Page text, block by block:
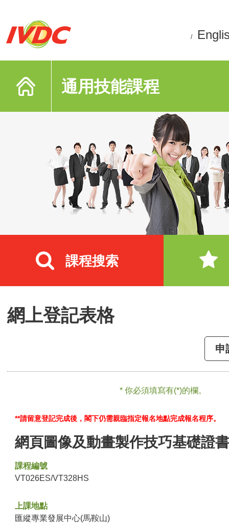
/
通用技能課程
課程搜索
網上登記表格
申
* 你必須填寫有(*)的欄。
**請留意登記完成後，閣下仍需親臨指定報名地點完成報名程序。
網頁圖像及動畫製作技巧基礎證
課程編號
VT026ES/VT328HS
上課地點
匯縱專業發展中心(馬鞍山)